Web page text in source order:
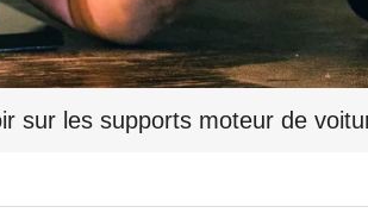
sur les supports moteur de